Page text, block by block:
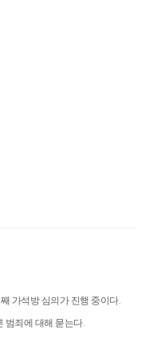
가석방 심의가 진행 중이다.
범죄에 대해 묻는다.